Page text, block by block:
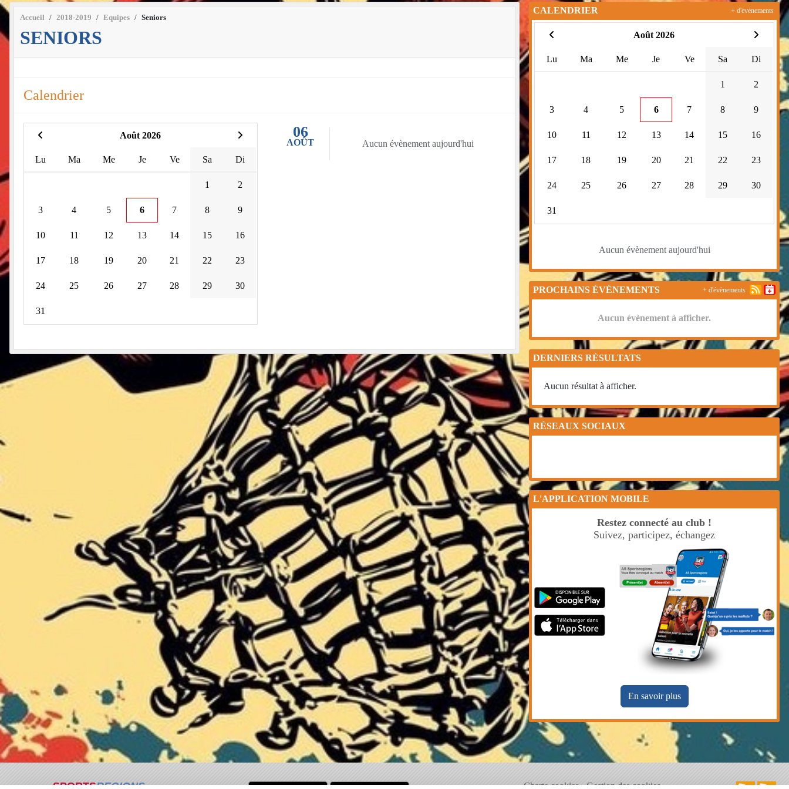
Accueil 2018-2019 Equipes Seniors
SENIORS
Calendrier
Août 2026
Lu Ma Me Je Ve Sa Di
1 2
3 4 5 6 7 8 9
10 11 12 13 14 15 16
17 18 19 20 21 22 23
24 25 26 27 28 29 30
31
06
AOÛT Aucun évènement aujourd'hui
CALENDRIER
Août 2026
Lu Ma Me Je Ve Sa Di
1 2
3 4 5 6 7 8 9
10 11 12 13 14 15 16
17 18 19 20 21 22 23
24 25 26 27 28 29 30
31
Aucun évènement aujourd'hui
+ d'évènements
PROCHAINS ÉVÉNEMENTS
Aucun évènement à afficher.
+ d'évènements
DERNIERS RÉSULTATS
Aucun résultat à afficher.
RÉSEAUX SOCIAUX
L'APPLICATION MOBILE
Restez connecté au club !
Suivez, participez, échangez
En savoir plus
SPORTSREGIONS Charte cookies Gestion des cookies